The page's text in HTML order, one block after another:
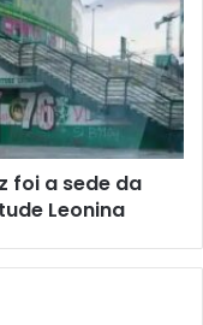
foi a sede da
Leonina